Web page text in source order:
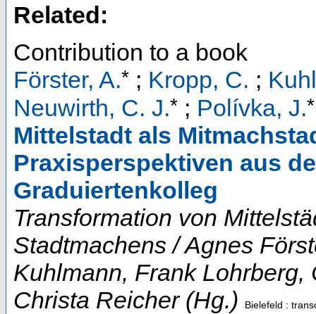
Related:
Contribution to a book
Förster, A.* ; Kropp, C. ;
Neuwirth, C. J.* ; Polívka, J.*
Mittelstadt als
Praxisperspektiven aus
Graduiertenkolleg
Transformation von
Stadtmachens / Agnes
Kuhlmann, Frank
Christa Reicher (Hg.)
Bielefeld :